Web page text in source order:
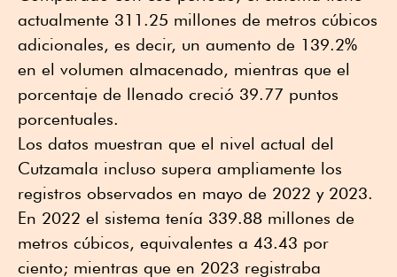
actualmente 311.25 millones de metros cúbicos
adicionales, es decir, un aumento de 139.2%
en el volumen almacenado, mientras que el
porcentaje de llenado creció 39.77 puntos
porcentuales.
Los datos muestran que el nivel actual del
Cutzamala incluso supera ampliamente los
registros observados en mayo de 2022 y 2023.
En 2022 el sistema tenía 339.88 millones de
metros cúbicos, equivalentes a 43.43 por
ciento; mientras que en 2023 registraba